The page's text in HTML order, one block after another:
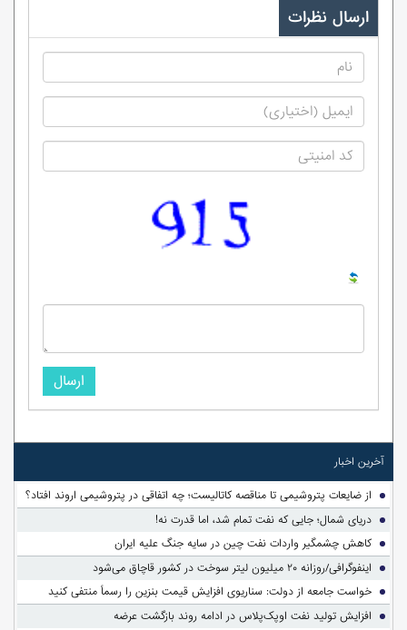
ارسال نظرات
ارسال
آخرین اخبار
از ضایعات پتروشیمی تا مناقصه کاتالیست؛ چه اتفاقی در پتروشیمی اروند افتاد؟
دریای شمال؛ جایی که نفت تمام شد، اما قدرت نه!
کاهش چشمگیر واردات نفت چین در سایه جنگ علیه ایران
اینفوگرافی/روزانه ۲۰ میلیون لیتر سوخت در کشور قاچاق می‌شود
خواست جامعه از دولت: سناریوی افزایش قیمت بنزین را رسماً منتفی کنید
افزایش تولید نفت اوپک‌پلاس در ادامه روند بازگشت عرضه